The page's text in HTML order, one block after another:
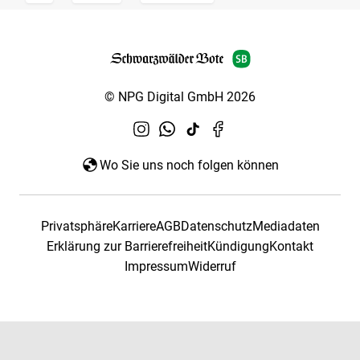
© NPG Digital GmbH 2026
Wo Sie uns noch folgen können
PrivatsphäreKarriereAGBDatenschutzMediadaten
Erklärung zur BarrierefreiheitKündigungKontakt
ImpressumWiderruf